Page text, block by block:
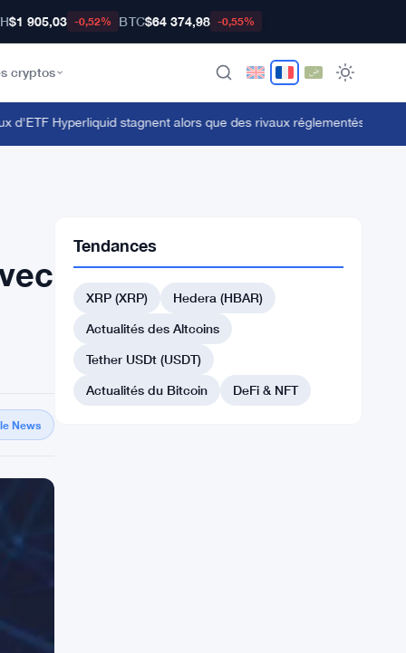
$1 905,03 -0,52% BTC$64 374,98 -0,55%
cryptos
Hyperliquid stagnent alors que des rivaux réglementés ciblent le
News
Tendances
XRP (XRP)
Hedera (HBAR)
Actualités des Altcoins
Tether USDt (USDT)
Actualités du Bitcoin
DeFi & NFT